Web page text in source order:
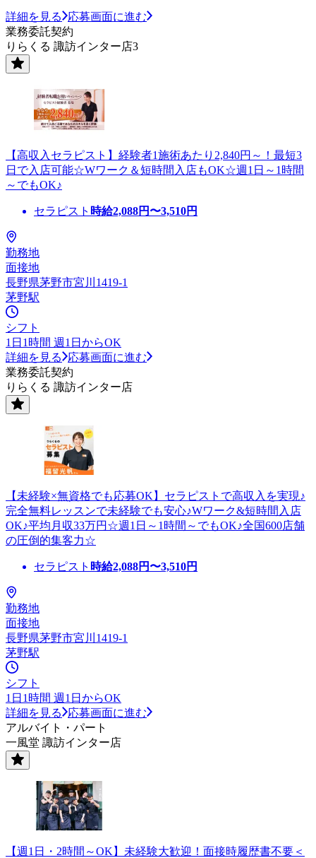
詳細を見る
応募画面に進む
業務委託契約
りらくる 諏訪インター店3
【高収入セラピスト】経験者1施術あたり2,840円～！最短3
日で入店可能☆Wワーク＆短時間入店もOK☆週1日～1時間
～でもOK♪
セラピスト 時給2,088円〜3,510円
勤務地
面接地
長野県茅野市宮川1419-1
茅野駅
シフト
1日1時間 週1日からOK
詳細を見る
応募画面に進む
業務委託契約
りらくる 諏訪インター店
【未経験×無資格でも応募OK】セラピストで高収入を実現♪
完全無料レッスンで未経験でも安心♪Wワーク&短時間入店
OK♪平均月収33万円☆週1日～1時間～でもOK♪全国600店舗
の圧倒的集客力☆
セラピスト 時給2,088円〜3,510円
勤務地
面接地
長野県茅野市宮川1419-1
茅野駅
シフト
1日1時間 週1日からOK
詳細を見る
応募画面に進む
アルバイト・パート
一風堂 諏訪インター店
【週1日・2時間～OK】未経験大歓迎！面接時履歴書不要＜